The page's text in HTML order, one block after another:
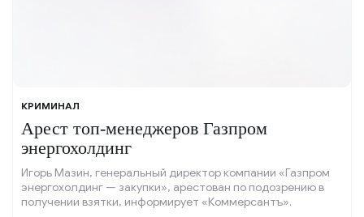
КРИМИНАЛ
Арест топ-менеджеров Газпром
энергохолдинг
Игорь Мазин, генеральный директор компании «Газпром
энергохолдинг — закупки», арестован по подозрению в
получении взятки, информирует «Коммерсантъ».